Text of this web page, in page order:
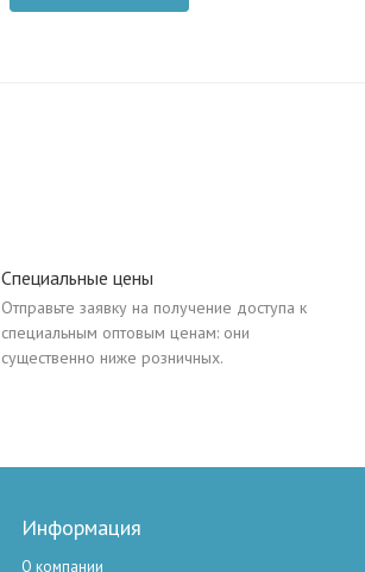
Специальные цены
Отправьте заявку на получение доступа к
специальным оптовым ценам: они
существенно ниже розничных.
Информация
О компании